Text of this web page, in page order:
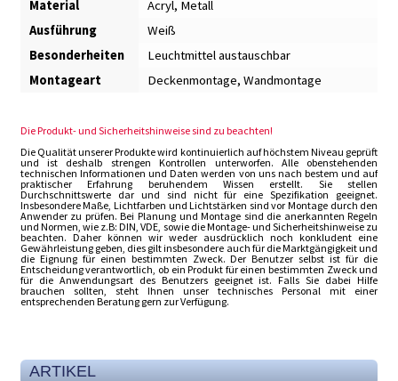
Material
Acryl, Metall
Ausführung
Weiß
Besonderheiten
Leuchtmittel austauschbar
Montageart
Deckenmontage, Wandmontage
Die Produkt- und Sicherheitshinweise sind zu beachten!
Die Qualität unserer Produkte wird kontinuierlich auf höchstem Niveau geprüft
und ist deshalb strengen Kontrollen unterworfen. Alle obenstehenden
technischen Informationen und Daten werden von uns nach bestem und auf
praktischer Erfahrung beruhendem Wissen erstellt. Sie stellen
Durchschnittswerte dar und sind nicht für eine Spezifikation geeignet.
Insbesondere Maße, Lichtfarben und Lichtstärken sind vor Montage durch den
Anwender zu prüfen. Bei Planung und Montage sind die anerkannten Regeln
und Normen, wie z.B: DIN, VDE, sowie die Montage- und Sicherheitshinweise zu
beachten. Daher können wir weder ausdrücklich noch konkludent eine
Gewährleistung geben, dies gilt insbesondere auch für die Marktgängigkeit und
die Eignung für einen bestimmten Zweck. Der Benutzer selbst ist für die
Entscheidung verantwortlich, ob ein Produkt für einen bestimmten Zweck und
für die Anwendungsart des Benutzers geeignet ist. Falls Sie dabei Hilfe
brauchen sollten, steht Ihnen unser technisches Personal mit einer
entsprechenden Beratung gern zur Verfügung.
ARTIKEL